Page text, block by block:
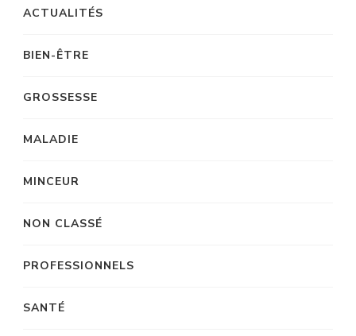
ACTUALITÉS
BIEN-ÊTRE
GROSSESSE
MALADIE
MINCEUR
NON CLASSÉ
PROFESSIONNELS
SANTÉ